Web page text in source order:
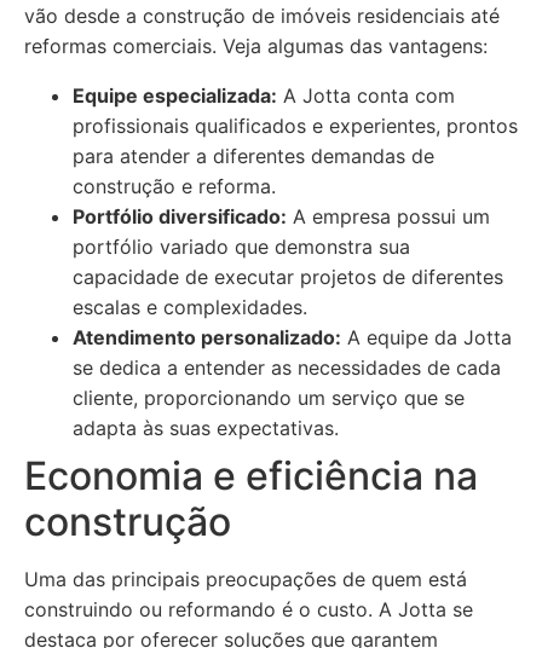
vão desde a construção de imóveis residenciais até
reformas comerciais. Veja algumas das vantagens:
Equipe especializada: A Jotta conta com
profissionais qualificados e experientes, prontos
para atender a diferentes demandas de
construção e reforma.
Portfólio diversificado: A empresa possui um
portfólio variado que demonstra sua
capacidade de executar projetos de diferentes
escalas e complexidades.
Atendimento personalizado: A equipe da Jotta
se dedica a entender as necessidades de cada
cliente, proporcionando um serviço que se
adapta às suas expectativas.
Economia e eficiência na
construção
Uma das principais preocupações de quem está
construindo ou reformando é o custo. A Jotta se
destaca por oferecer soluções que garantem